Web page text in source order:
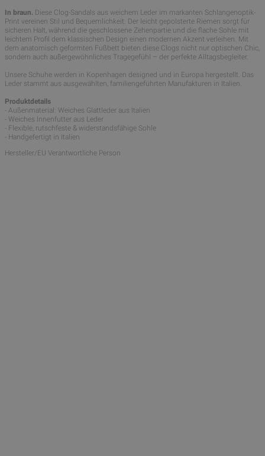
In braun. Diese Clog-Sandals aus weichem Leder im markanten Schlangenoptik-
Print vereinen Stil und Bequemlichkeit. Der leicht gepolsterte Riemen sorgt für
sicheren Halt, während die geschlossene Zehenpartie und die flache Sohle mit
leichtem Profil dem klassischen Design einen modernen Akzent verleihen. Mit
dem anatomisch geformten Fußbett bieten diese Clogs nicht nur optischen Chic,
sondern auch außergewöhnliches Tragegefühl – der perfekte Alltagsbegleiter.
Unsere Schuhe werden in Kopenhagen designed und in Europa hergestellt. Das
Leder stammt aus ausgewählten, familiengeführten Manufakturen in Italien.
Produktdetails
- Außenmaterial: Weiches Glattleder aus Italien
- Weiches Innenfutter aus Leder
- Flexible, rutschfeste & widerstandsfähige Sohle
- Handgefertigt in Italien
Hersteller/EU Verantwortliche Person